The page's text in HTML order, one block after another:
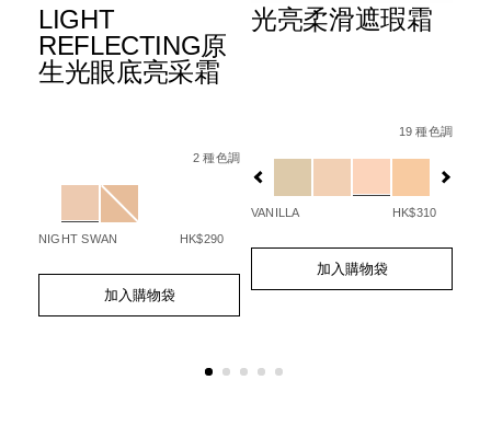
NARZ10743_hk.html
LIGHT
REFLECTING原
生光眼底亮采霜
2 種色調
Variations
NIGHT SWAN HK$290
Add
options
Product
加入購物袋
光亮柔滑遮瑕霜
radiant-
concealer/
19 種色調
Variations
查看
更多
VANILLA HK$310
Add
options
Product
加入購物袋